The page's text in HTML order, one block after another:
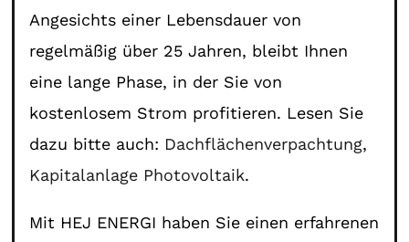
Angesichts einer Lebensdauer von
regelmäßig über 25 Jahren, bleibt Ihnen
eine lange Phase, in der Sie von
kostenlosem Strom profitieren. Lesen Sie
dazu bitte auch: Dachflächenverpachtung,
Kapitalanlage Photovoltaik.
Mit HEJ ENERGI haben Sie einen erfahrenen